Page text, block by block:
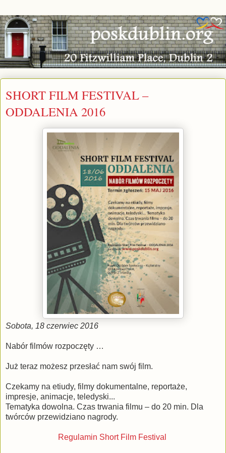
SHORT FILM FESTIVAL –
ODDALENIA 2016
Sobota, 18 czerwiec 2016
Nabór filmów rozpoczęty …
Już teraz możesz przesłać nam swój film.
Czekamy na etiudy, filmy dokumentalne, reportaże,
impresje, animacje, teledyski...
Tematyka dowolna. Czas trwania filmu – do 20 min. Dla
twórców przewidziano nagrody.
Regulamin Short Film Festival